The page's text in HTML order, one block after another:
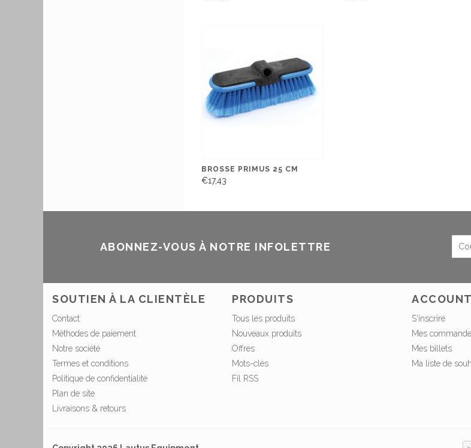
BROSSE PRIMUS 25 CM
€17,43
ABONNEZ-VOUS À NOTRE INFOLETTRE
SOUTIEN À LA CLIENTÈLE
Contact
Méthodes de paiement
Notre société
Termes et conditions
Politique de confidentialité
Plan de site
Livraisons & retours
PRODUITS
Tous les produits
Nouveaux produits
Offres
Mots-clés
Fil RSS
ACCOUNT
S'inscrire
Mes
Mes billets
Ma liste de